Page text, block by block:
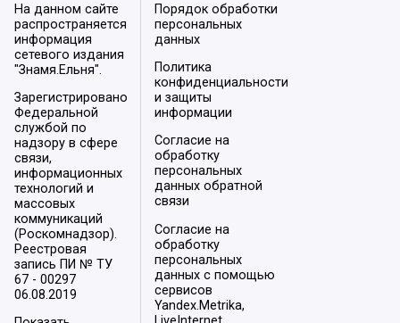
На данном сайте
распространяется
информация
сетевого издания
"Знамя.Ельня".
Зарегистрировано
Федеральной
службой по
надзору в сфере
связи,
информационных
технологий и
массовых
коммуникаций
(Роскомнадзор).
Реестровая
запись ПИ № ТУ
67 - 00297
06.08.2019
Порядок обработки
персональных
данных
Политика
конфиденциальности
и защиты
информации
Согласие на
обработку
персональных
данных обратной
связи
Согласие на
обработку
персональных
данных с помощью
сервисов
Yandex.Metrika,